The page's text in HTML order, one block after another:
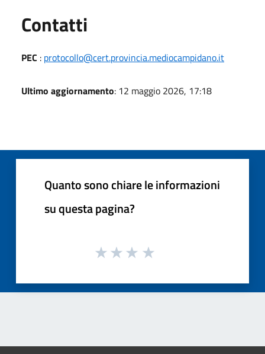
Contatti
PEC : protocollo@cert.provincia.mediocampidano.it
Ultimo aggiornamento: 12 maggio 2026, 17:18
Quanto sono chiare le informazioni
su questa pagina?